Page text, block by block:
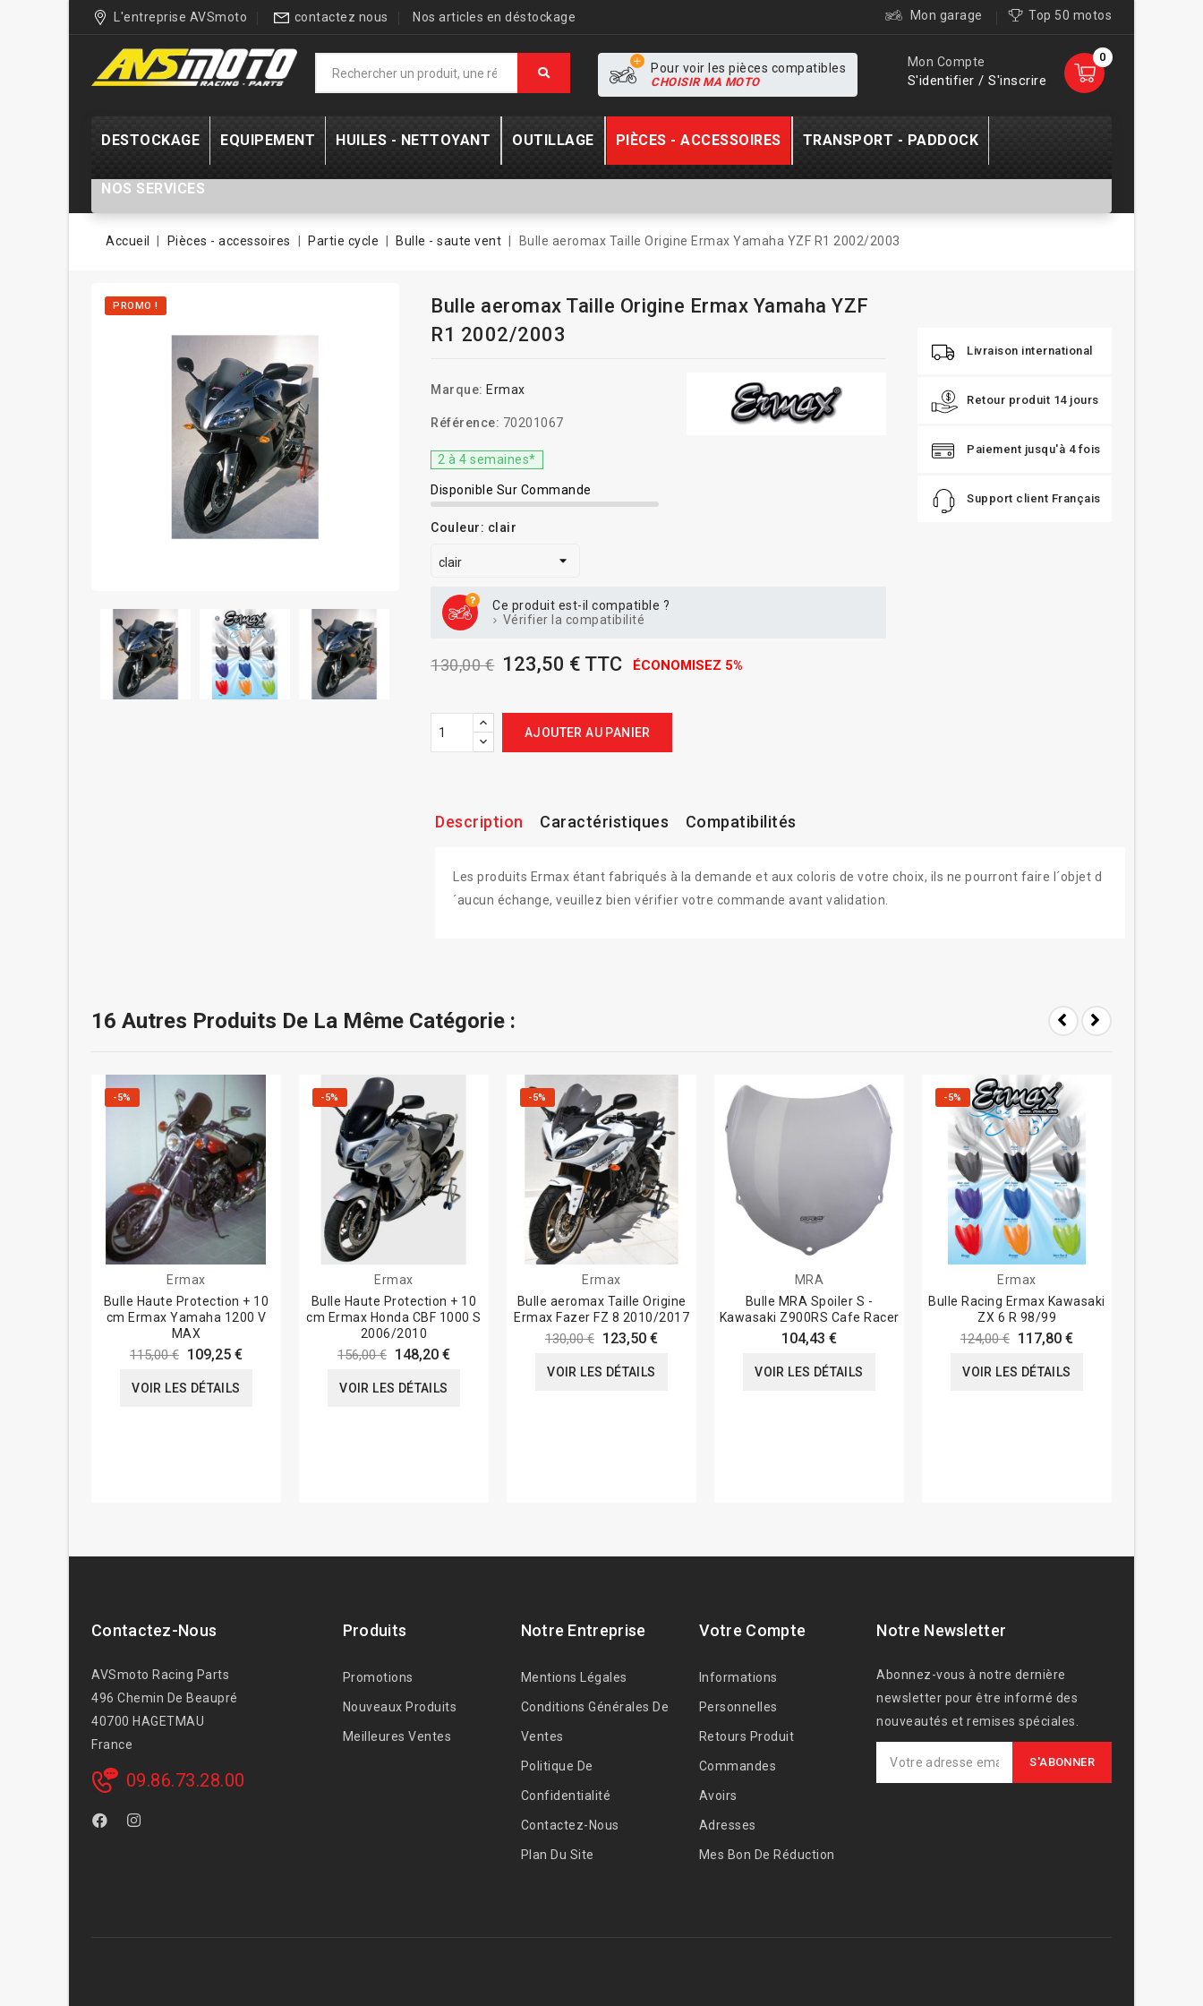
L'entreprise AVSmoto contactez nous Nos articles en déstockage Mon garage Top 50 motos
0
Mon Compte
S'identifier / S'inscrire
Pour voir les pièces compatibles
CHOISIR MA MOTO
DESTOCKAGE EQUIPEMENT HUILES - NETTOYANT OUTILLAGE PIÈCES - ACCESSOIRES TRANSPORT - PADDOCK
NOS SERVICES
Accueil Pièces - accessoires Partie cycle Bulle - saute vent Bulle aeromax Taille Origine Ermax Yamaha YZF R1 2002/2003
PROMO !
Bulle aeromax Taille Origine Ermax Yamaha YZF
R1 2002/2003
Marque: Ermax
Référence: 70201067
2 à 4 semaines*
Disponible Sur Commande
Couleur: clair
Ce produit est-il compatible ?
Vérifier la compatibilité
130,00 € 123,50 € TTC ÉCONOMISEZ 5%
AJOUTER AU PANIER
Livraison international
Retour produit 14 jours
Paiement jusqu'à 4 fois
Support client Français
Description Caractéristiques Compatibilités
Les produits Ermax étant fabriqués à la demande et aux coloris de votre choix, ils ne pourront faire l´objet d
´aucun échange, veuillez bien vérifier votre commande avant validation.
16 Autres Produits De La Même Catégorie :
-5%
Ermax
Bulle Haute Protection + 10
cm Ermax Yamaha 1200 V
MAX
115,00 € 109,25 €
VOIR LES DÉTAILS
-5%
Ermax
Bulle Haute Protection + 10
cm Ermax Honda CBF 1000 S
2006/2010
156,00 € 148,20 €
VOIR LES DÉTAILS
-5%
Ermax
Bulle aeromax Taille Origine
Ermax Fazer FZ 8 2010/2017
130,00 € 123,50 €
VOIR LES DÉTAILS
MRA
Bulle MRA Spoiler S -
Kawasaki Z900RS Cafe Racer
104,43 €
VOIR LES DÉTAILS
-5%
Ermax
Bulle Racing Ermax Kawasaki
ZX 6 R 98/99
124,00 € 117,80 €
VOIR LES DÉTAILS
Contactez-Nous
AVSmoto Racing Parts
496 Chemin De Beaupré
40700 HAGETMAU
France
09.86.73.28.00
Produits
Promotions
Nouveaux Produits
Meilleures Ventes
Notre Entreprise
Mentions Légales
Conditions Générales De
Ventes
Politique De
Confidentialité
Contactez-Nous
Plan Du Site
Votre Compte
Informations
Personnelles
Retours Produit
Commandes
Avoirs
Adresses
Mes Bon De Réduction
Notre Newsletter
Abonnez-vous à notre dernière
newsletter pour être informé des
nouveautés et remises spéciales.